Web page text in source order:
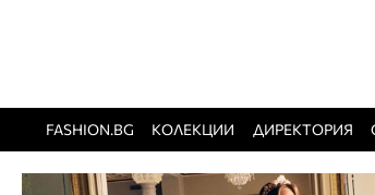
FASHION.BG КОЛЕКЦИИ ДИРЕКТОРИЯ